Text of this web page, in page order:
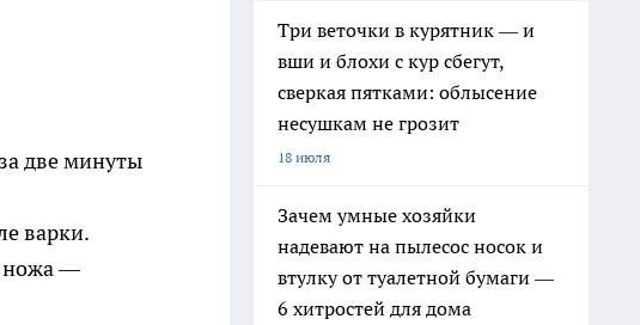
две минуты
варки.
ножа —
Три веточки в курятник — и
вши и блохи с кур сбегут,
сверкая пятками: облысение
несушкам не грозит
18 июля
Зачем умные хозяйки
надевают на пылесос носок и
втулку от туалетной бумаги —
6 хитростей для дома